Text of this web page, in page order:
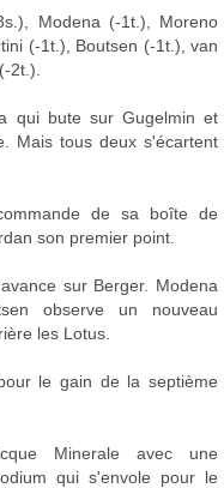
Modena (-1t.), Moreno
(-1t.), Boutsen (-1t.), van
2t.).
qui bute sur Gugelmin et
Mais tous deux s'écartent
de sa boîte de
son premier point.
sur Berger. Modena
observe un nouveau
les Lotus.
le gain de la septième
Minerale avec une
qui s'envole pour le